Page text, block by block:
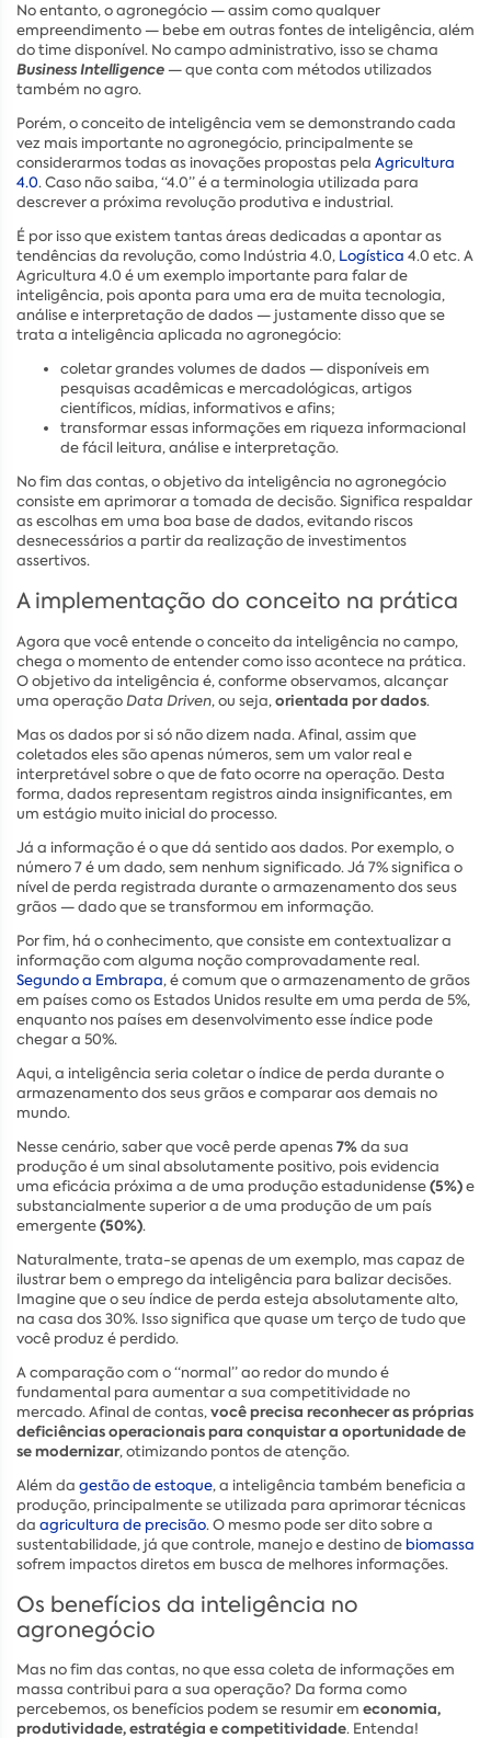
No entanto, o agronegócio — assim como qualquer
empreendimento — bebe em outras fontes de inteligência, além
do time disponível. No campo administrativo, isso se chama
Business Intelligence— que conta com métodos utilizados
também no agro.
Porém, o conceito de inteligência vem se demonstrando cada
vez mais importante no agronegócio, principalmente se
considerarmos todas as inovações propostas pela Agricultura
4.0. Caso não saiba, “4.0” é a terminologia utilizada para
descrever a próxima revolução produtiva e industrial.
É por isso que existem tantas áreas dedicadas a apontar as
tendências da revolução, como Indústria 4.0, Logística 4.0 etc. A
Agricultura 4.0 é um exemplo importante para falar de
inteligência, pois aponta para uma era de muita tecnologia,
análise e interpretação de dados — justamente disso que se
trata a inteligência aplicada no agronegócio:
coletar grandes volumes de dados — disponíveis em
pesquisas acadêmicas e mercadológicas, artigos
científicos, mídias, informativos e afins;
transformar essas informações em riqueza informacional
de fácil leitura, análise e interpretação.
No fim das contas, o objetivo da inteligência no agronegócio
consiste em aprimorar a tomada de decisão. Significa respaldar
as escolhas em uma boa base de dados, evitando riscos
desnecessários a partir da realização de investimentos
assertivos.
A implementação do conceito na prática
Agora que você entende o conceito da inteligência no campo,
chega o momento de entender como isso acontece na prática.
O objetivo da inteligência é, conforme observamos, alcançar
uma operação Data Driven, ou seja,orientada por dados.
Mas os dados por si só não dizem nada. Afinal, assim que
coletados eles são apenas números, sem um valor real e
interpretável sobre o que de fato ocorre na operação. Desta
forma, dados representam registros ainda insignificantes, em
um estágio muito inicial do processo.
Já a informação é o que dá sentido aos dados. Por exemplo, o
número 7 é um dado, sem nenhum significado. Já 7% significa o
nível de perda registrada durante o armazenamento dos seus
grãos — dado que se transformou em informação.
Por fim, há o conhecimento, que consiste em contextualizar a
informação com alguma noção comprovadamente real.
Segundo a Embrapa, é comum que o armazenamento de grãos
em países como os Estados Unidos resulte em uma perda de 5%,
enquanto nos países em desenvolvimento esse índice pode
chegar a 50%.
Aqui, a inteligência seria coletar o índice de perda durante o
armazenamento dos seus grãos e comparar aos demais no
mundo.
Nesse cenário, saber que você perde apenas7%da sua
produção é um sinal absolutamente positivo, pois evidencia
uma eficácia próxima a de uma produção estadunidense(5%)e
substancialmente superior a de uma produção de um país
emergente(50%).
Naturalmente, trata-se apenas de um exemplo, mas capaz de
ilustrar bem o emprego da inteligência para balizar decisões.
Imagine que o seu índice de perda esteja absolutamente alto,
na casa dos 30%. Isso significa que quase um terço de tudo que
você produz é perdido.
A comparação com o “normal” ao redor do mundo é
fundamental para aumentar a sua competitividade no
mercado. Afinal de contas,você precisa reconhecer as próprias
deficiências operacionais para conquistar a oportunidade de
se modernizar, otimizando pontos de atenção.
Além da gestão de estoque, a inteligência também beneficia a
produção, principalmente se utilizada para aprimorar técnicas
da agricultura de precisão. O mesmo pode ser dito sobre a
sustentabilidade, já que controle, manejo e destino de biomassa
sofrem impactos diretos em busca de melhores informações.
Os benefícios da inteligência no
agronegócio
Mas no fim das contas, no que essa coleta de informações em
massa contribui para a sua operação? Da forma como
percebemos, os benefícios podem se resumir em economia,
produtividade, estratégia e competitividade. Entenda!